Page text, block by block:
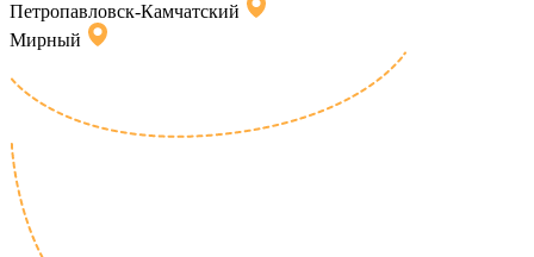
Петропавловск-Камчатский
Мирный